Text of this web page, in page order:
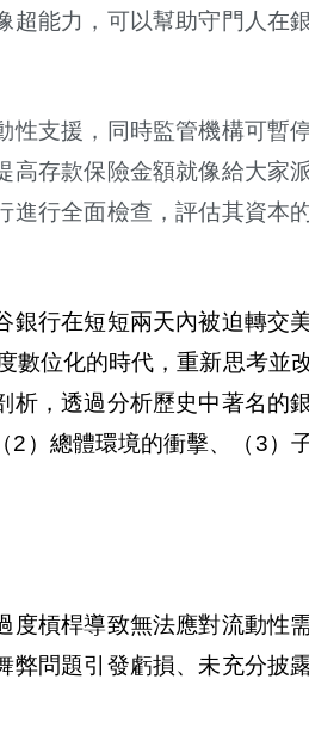
能力，可以幫助守門人在
性支援，同時監管機構可暫
高存款保險金額就像給大家
進行全面檢查，評估其資本
銀行在短短兩天內被迫轉交
數位化的時代，重新思考並
析，透過分析歷史中著名的
2）總體環境的衝擊、（3）
度槓桿導致無法應對流動性
弊問題引發虧損、未充分披